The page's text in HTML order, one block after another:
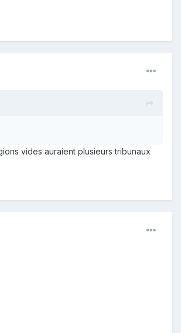
vides auraient plusieurs tribunaux